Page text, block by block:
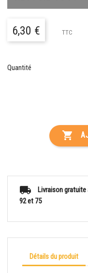
6,30 € TTC
Quantité

Livraison gratuite
92 et 75
Détails du produit